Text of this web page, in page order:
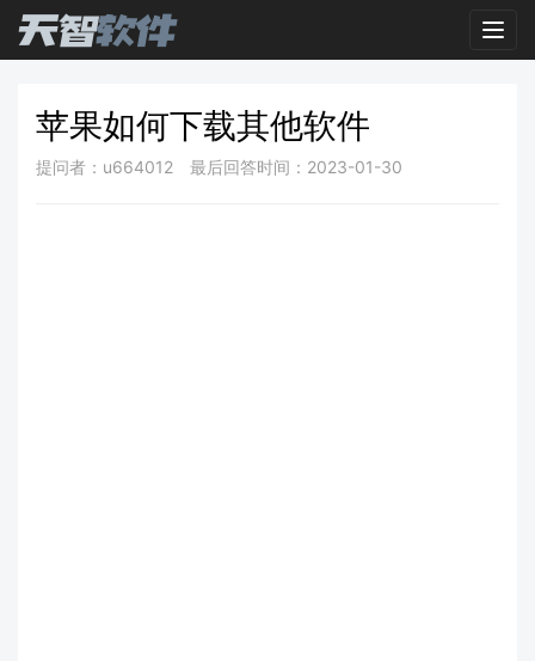
苹果如何下载其他软件
提问者：u664012 最后回答时间：2023-01-30